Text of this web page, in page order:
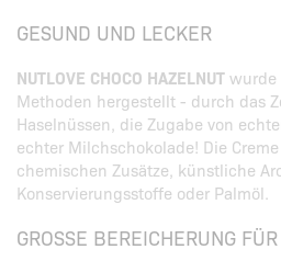
GESUND UND LECKER
NUTLOVE CHOCO HAZELNUTwurde
Methoden hergestellt - durch das
Haselnüssen, die Zugabe von
echter Milchschokolade! Die
chemischen Zusätze, künstliche
Konservierungsstoffe oder Palmöl.
GROSSE BEREICHERUNG